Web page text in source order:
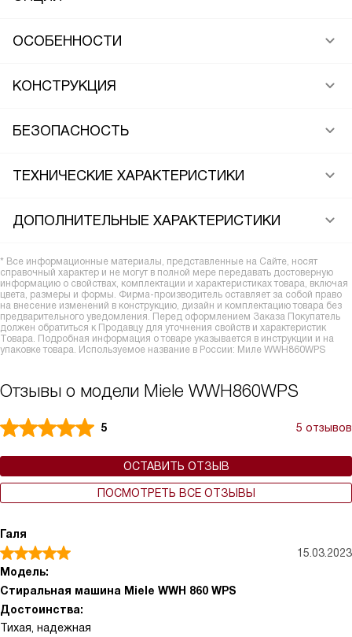
ОСОБЕННОСТИ
КОНСТРУКЦИЯ
БЕЗОПАСНОСТЬ
ТЕХНИЧЕСКИЕ ХАРАКТЕРИСТИКИ
ДОПОЛНИТЕЛЬНЫЕ ХАРАКТЕРИСТИКИ
* Все информационные материалы, представленные на Сайте, носят
справочный характер и не могут в полной мере передавать достоверную
информацию о свойствах, комплектации и характеристиках товара, включая
цвета, размеры и формы. Фирма-производитель оставляет за собой право
на внесение изменений в конструкцию, дизайн и комплектацию товара без
предварительного уведомления. Перед оформлением Заказа Покупатель
должен обратиться к Продавцу для уточнения свойств и характеристик
Товара. Подробная информация о товаре указывается в инструкции и на
упаковке товара. Используемое название в России: Миле WWH860WPS
Отзывы о модели Miele WWH860WPS
5 5 отзывов
ОСТАВИТЬ ОТЗЫВ
ПОСМОТРЕТЬ ВСЕ ОТЗЫВЫ
Галя
15.03.2023
Модель:
Стиральная машина Miele WWH 860 WPS
Достоинства:
Тихая, надежная